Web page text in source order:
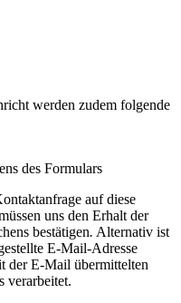
werden zudem folgende
des Formulars
auf diese
uns den Erhalt der
bestätigen. Alternativ ist
E-Mail-Adresse
der E-Mail übermittelten
verarbeitet.